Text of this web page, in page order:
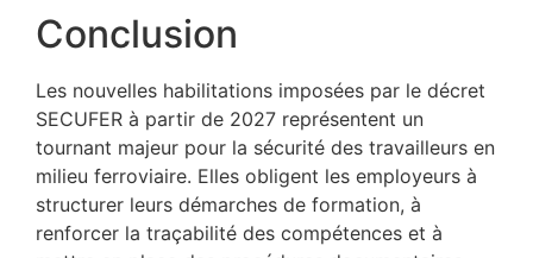
Conclusion
Les nouvelles habilitations imposées par le décret
SECUFER à partir de 2027 représentent un
tournant majeur pour la sécurité des travailleurs en
milieu ferroviaire. Elles obligent les employeurs à
structurer leurs démarches de formation, à
renforcer la traçabilité des compétences et à